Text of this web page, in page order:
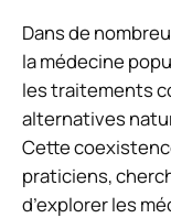
Dans de
la médecine
les traitements
alternatives
Cette
praticiens,
d’explorer les